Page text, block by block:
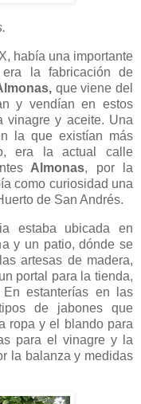
había una importante
la fabricación de
que viene del
y vendían en estos
vinagre y aceite. Una
la que existían más
era la actual calle
Almonas, por la
como curiosidad una
de San Andrés.
estaba ubicada en
y un patio, dónde se
artesas de madera,
portal para la tienda,
estanterías en las
de jabones que
ropa y el blando para
para el vinagre y la
la balanza y medidas